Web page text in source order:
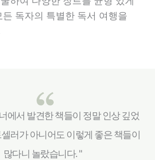
든 독자의 특별한 독서 여행을
에서 발견한 책들이 정말 인상 깊었
러가 아니어도 이렇게 좋은 책들이
많다니 놀랐습니다. "